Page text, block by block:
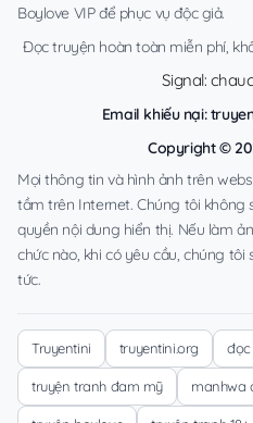
Boylove VIP để phục vụ độc giả.
Đọc truyện hoàn toàn miễn phí,
Signal:
Email khiếu nại:
Copyright ©
Mọi thông tin và hình ảnh trên
tầm trên Internet. Chúng tôi không
quyền nội dung hiển thị. Nếu làm
chức nào, khi có yêu cầu, chúng
tức.
Truyentini truyentini.org đọc
truyện tranh đam mỹ manhwa